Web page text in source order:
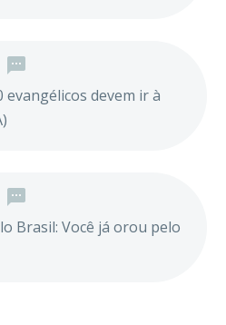
evangélicos devem ir à
Brasil: Você já orou pelo